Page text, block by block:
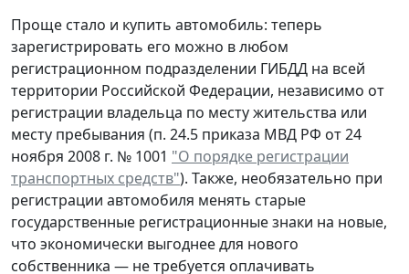
Проще стало и купить автомобиль: теперь
зарегистрировать его можно в любом
регистрационном подразделении ГИБДД на всей
территории Российской Федерации, независимо от
регистрации владельца по месту жительства или
месту пребывания (п. 24.5 приказа МВД РФ от 24
ноября 2008 г. № 1001 "О порядке регистрации
транспортных средств"). Также, необязательно при
регистрации автомобиля менять старые
государственные регистрационные знаки на новые,
что экономически выгоднее для нового
собственника — не требуется оплачивать